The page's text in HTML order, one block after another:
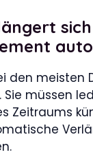
den meisten
Sie müssen
Zeitraums